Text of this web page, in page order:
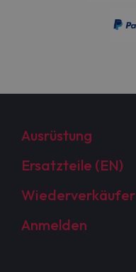
Ausrüstung
Ersatzteile (EN)
Wiederverkäufer
Anmelden